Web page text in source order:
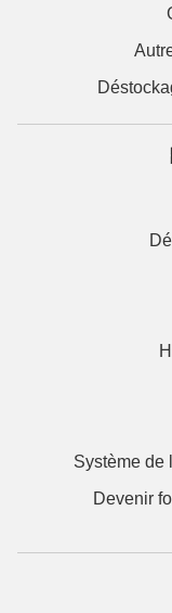
Système de
Devenir